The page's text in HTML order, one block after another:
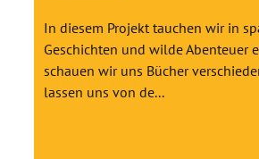
In diesem Projekt tauchen wir in
Geschichten und wilde Abenteuer
schauen wir uns Bücher
lassen uns von de...